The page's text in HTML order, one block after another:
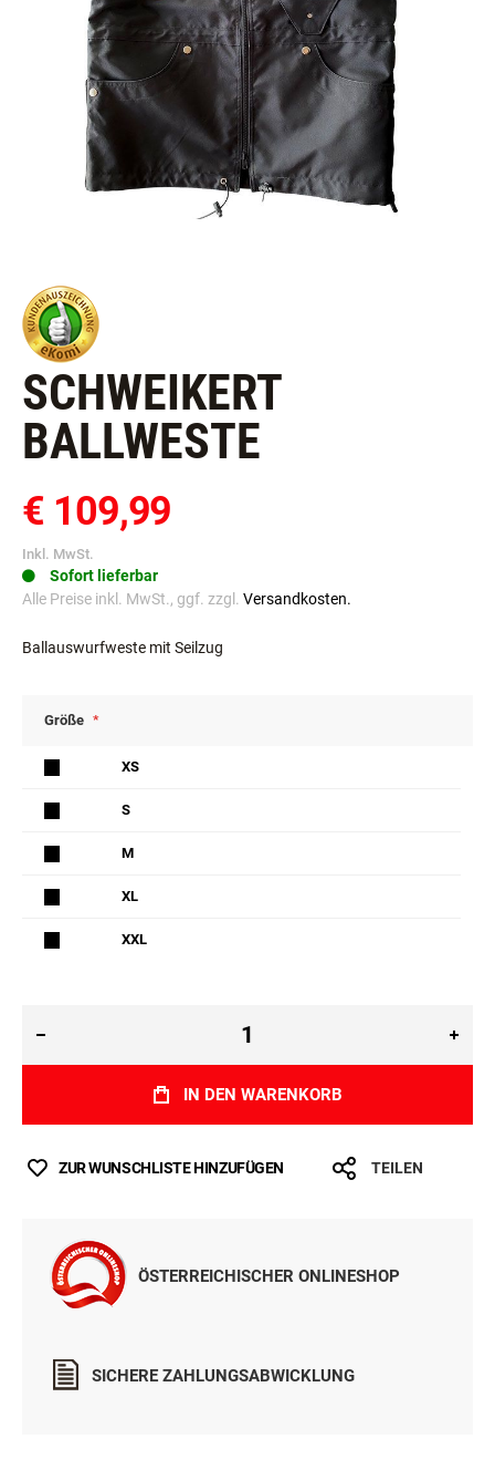
SCHWEIKERT
BALLWESTE
€ 109,99
Inkl. MwSt.
Sofort lieferbar
Alle Preise inkl. MwSt., ggf. zzgl. Versandkosten.
Ballauswurfweste mit Seilzug
Größe
XS
S
M
XL
XXL
IN DEN WARENKORB
ZUR WUNSCHLISTE HINZUFÜGEN TEILEN
ÖSTERREICHISCHER ONLINESHOP
SICHERE ZAHLUNGSABWICKLUNG